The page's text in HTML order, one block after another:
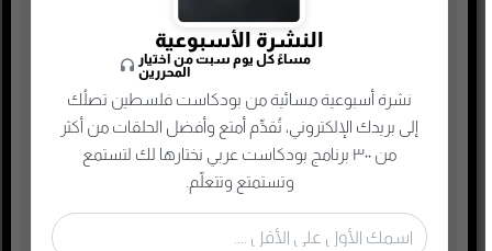
التجارة الإلكترونية
الذاكرة الشعبية الفلسطينية
الذكاء الإصطناعي
تاريخ فلسطين
النشرة الأسبوعية
مساءً كل يوم سبت من اختيار
المحررين
نشرة أسبوعية مسائية من بودكاست فلسطين تصلُك
إلى بريدك الإلكتروني، تُقدِّم أمتع وأفضل الحلقات من أكثر
من ٣٠٠ برنامج بودكاست عربي نختارها لك لتستمع
وتستمتع وتتعلّم.